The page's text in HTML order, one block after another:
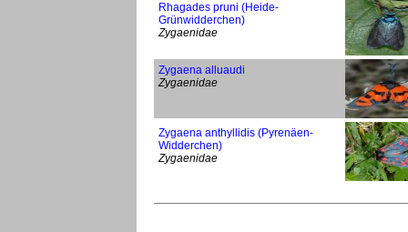
Rhagades pruni (Heide-
Grünwidderchen)
Zygaenidae
Zygaena alluaudi
Zygaenidae
Zygaena anthyllidis (Pyrenäen-
Widderchen)
Zygaenidae